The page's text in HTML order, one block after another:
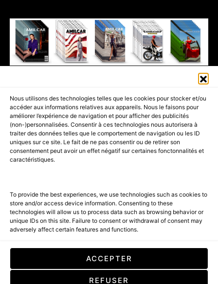
Nous utilisons des technologies telles que les cookies pour stocker et/ou
accéder aux informations relatives aux appareils. Nous le faisons pour
améliorer l’expérience de navigation et pour afficher des publicités
(non-)personnalisées. Consentir à ces technologies nous autorisera à
traiter des données telles que le comportement de navigation ou les ID
uniques sur ce site. Le fait de ne pas consentir ou de retirer son
consentement peut avoir un effet négatif sur certaines fonctonnalités et
caractéristiques.
To provide the best experiences, we use technologies such as cookies to
store and/or access device information. Consenting to these
technologies will allow us to process data such as browsing behavior or
unique IDs on this site. Failure to consent or withdrawal of consent may
adversely affect certain features and functions.
ACCEPTER
REFUSER
PART OF THEAMILCAR MAGAZINE GROUP.EDITOR - ADVERTISING
AGENCE MEDIANE.
ACCUEIL BEST OF LUXE
35 MAGAZINES
SHOPPING & CONCIERGERIE
Voyages Contact
SUBSCRIBE
acceptez nos conditions d'utilisation concernant le stockage des